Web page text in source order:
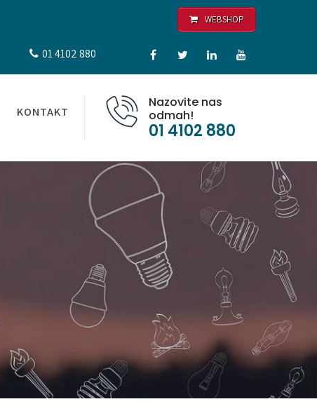
WEBSHOP
01 4102 880
Nazovite nas
odmah!
01 4102 880
KONTAKT